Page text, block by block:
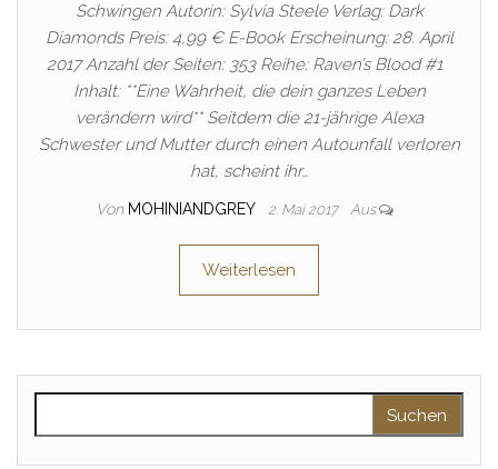
Schwingen Autorin: Sylvia Steele Verlag: Dark
Diamonds Preis: 4,99 € E-Book Erscheinung: 28. April
2017 Anzahl der Seiten: 353 Reihe: Raven’s Blood #1
Inhalt: **Eine Wahrheit, die dein ganzes Leben
verändern wird** Seitdem die 21-jährige Alexa
Schwester und Mutter durch einen Autounfall verloren
hat, scheint ihr…
Von MOHINIANDGREY 2. Mai 2017 Aus
Weiterlesen